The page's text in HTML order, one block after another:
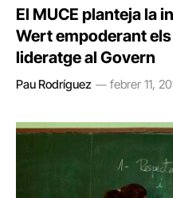
El MUCE planteja la
Wert empoderant
lideratge al Govern
Pau Rodríguez febrer 11,